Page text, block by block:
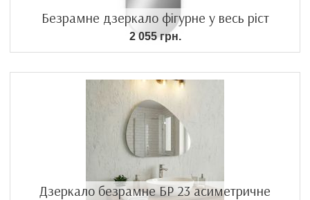
Безрамне дзеркало фігурне у весь ріст
2 055 грн.
Дзеркало безрамне БР 23 асиметричне